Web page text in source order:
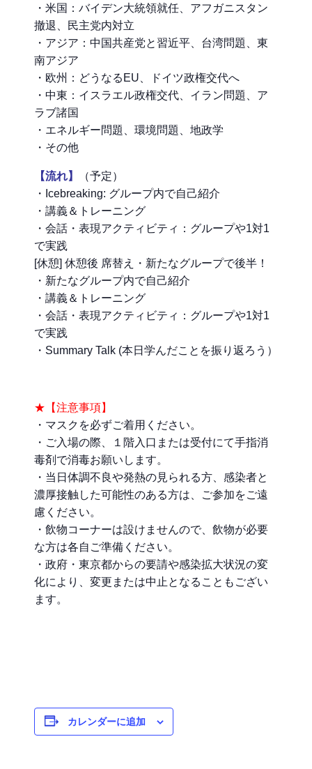
・米国：バイデン大統領就任、アフガニスタン
撤退、民主党内対立
・アジア：中国共産党と習近平、台湾問題、東
南アジア
・欧州：どうなるEU、ドイツ政権交代へ
・中東：イスラエル政権交代、イラン問題、ア
ラブ諸国
・エネルギー問題、環境問題、地政学
・その他
【流れ】
（予定）
・Icebreaking: グループ内で自己紹介
・講義＆トレーニング
・会話・表現アクティビティ：グループや1対1
で実践
[休憩] 休憩後 席替え・新たなグループで後半！
・新たなグループ内で自己紹介
・講義＆トレーニング
・会話・表現アクティビティ：グループや1対1
で実践
・Summary Talk (本日学んだことを振り返ろう）
★【注意事項】
・マスクを必ずご着用ください。
・ご入場の際、１階入口または受付にて手指消
毒剤で消毒お願いします。
・当日体調不良や発熱の見られる方、感染者と
濃厚接触した可能性のある方は、ご参加をご遠
慮ください。
・飲物コーナーは設けませんので、飲物が必要
な方は各自ご準備ください。
・政府・東京都からの要請や感染拡大状況の変
化により、変更または中止となることもござい
ます。
カレンダーに追加